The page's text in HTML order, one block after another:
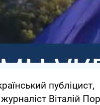
публіцист,
Віталій